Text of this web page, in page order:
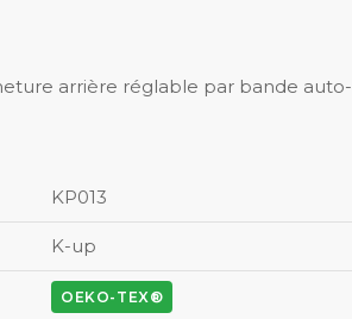
arrière réglable par bande auto-
KP013
K-up
OEKO-TEX®